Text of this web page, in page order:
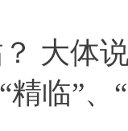
大体
精临”、